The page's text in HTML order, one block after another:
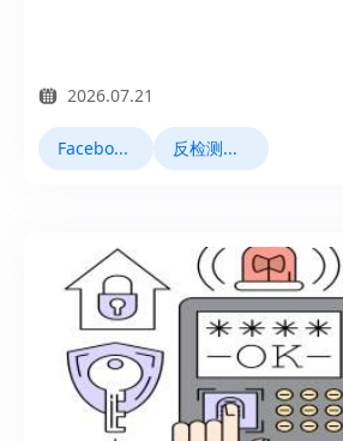
2026.07.21
Facebook运营 反检测浏览器